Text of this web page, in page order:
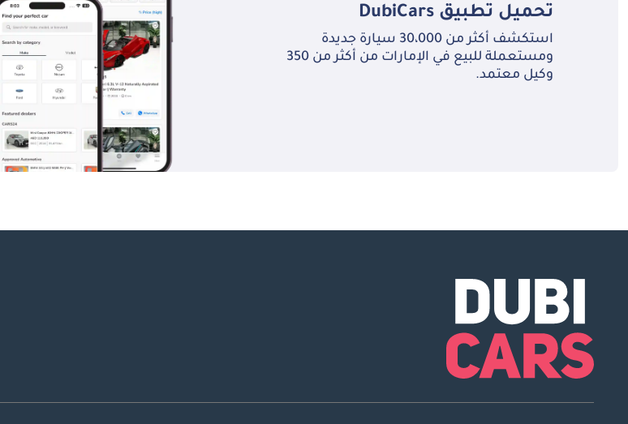
تحميل تطبيق DubiCars
استكشف أكثر من 30،000 سيارة جديدة
ومستعملة للبيع في الإمارات من أكثر من 350
وكيل معتمد.